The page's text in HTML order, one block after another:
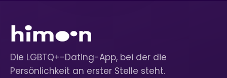
Die LGBTQ+-Dating-App, bei der die
Persönlichkeit an erster Stelle steht.